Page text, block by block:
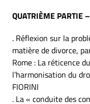
QUATRIÈME PARTIE
. Réflexion sur la
matière de divorce,
Rome : La réticence
l’harmonisation du
FIORINI
. La « conduite des